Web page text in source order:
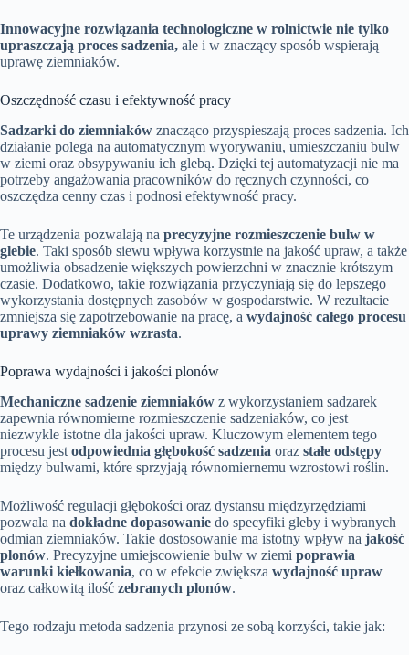
Innowacyjne rozwiązania technologiczne w rolnictwie nie tylko
upraszczają proces sadzenia, ale i w znaczący sposób wspierają
uprawę ziemniaków.
Oszczędność czasu i efektywność pracy
Sadzarki do ziemniaków znacząco przyspieszają proces sadzenia. Ich
działanie polega na automatycznym wyorywaniu, umieszczaniu bulw
w ziemi oraz obsypywaniu ich glebą. Dzięki tej automatyzacji nie ma
potrzeby angażowania pracowników do ręcznych czynności, co
oszczędza cenny czas i podnosi efektywność pracy.
Te urządzenia pozwalają na precyzyjne rozmieszczenie bulw w
glebie. Taki sposób siewu wpływa korzystnie na jakość upraw, a także
umożliwia obsadzenie większych powierzchni w znacznie krótszym
czasie. Dodatkowo, takie rozwiązania przyczyniają się do lepszego
wykorzystania dostępnych zasobów w gospodarstwie. W rezultacie
zmniejsza się zapotrzebowanie na pracę, a wydajność całego procesu
uprawy ziemniaków wzrasta.
Poprawa wydajności i jakości plonów
Mechaniczne sadzenie ziemniaków z wykorzystaniem sadzarek
zapewnia równomierne rozmieszczenie sadzeniaków, co jest
niezwykle istotne dla jakości upraw. Kluczowym elementem tego
procesu jest odpowiednia głębokość sadzenia oraz stałe odstępy
między bulwami, które sprzyjają równomiernemu wzrostowi roślin.
Możliwość regulacji głębokości oraz dystansu międzyrzędziami
pozwala na dokładne dopasowanie do specyfiki gleby i wybranych
odmian ziemniaków. Takie dostosowanie ma istotny wpływ na jakość
plonów. Precyzyjne umiejscowienie bulw w ziemi poprawia
warunki kiełkowania, co w efekcie zwiększa wydajność upraw
oraz całkowitą ilość zebranych plonów.
Tego rodzaju metoda sadzenia przynosi ze sobą korzyści, takie jak: